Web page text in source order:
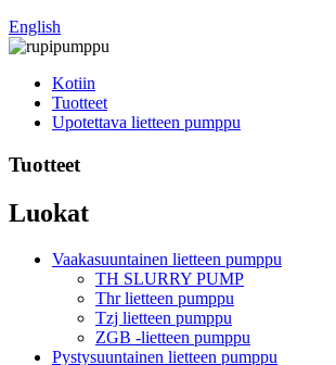
English
Kotiin
Tuotteet
Upotettava lietteen pumppu
Tuotteet
Luokat
Vaakasuuntainen lietteen pumppu
TH SLURRY PUMP
Thr lietteen pumppu
Tzj lietteen pumppu
ZGB -lietteen pumppu
Pystysuuntainen lietteen pumppu